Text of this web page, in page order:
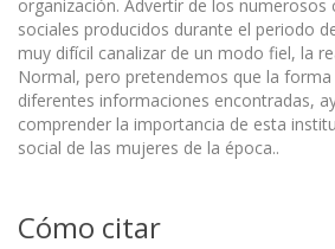
organización. Advertir de los
sociales producidos durante el periodo
muy difícil canalizar de un modo fiel, la
Normal, pero pretendemos que la forma
diferentes informaciones encontradas,
comprender la importancia de esta
social de las mujeres de la época..
Cómo citar